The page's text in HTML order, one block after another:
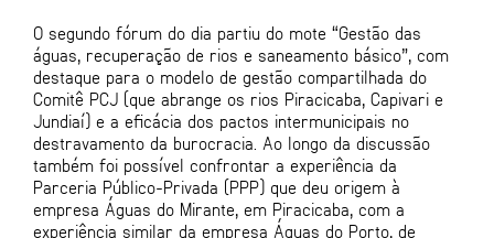
O segundo fórum do dia partiu do mote “Gestão das
águas, recuperação de rios e saneamento básico”, com
destaque para o modelo de gestão compartilhada do
Comitê PCJ (que abrange os rios Piracicaba, Capivari e
Jundiaí) e a eficácia dos pactos intermunicipais no
destravamento da burocracia. Ao longo da discussão
também foi possível confrontar a experiência da
Parceria Público-Privada (PPP) que deu origem à
empresa Águas do Mirante, em Piracicaba, com a
experiência similar da empresa Águas do Porto, de